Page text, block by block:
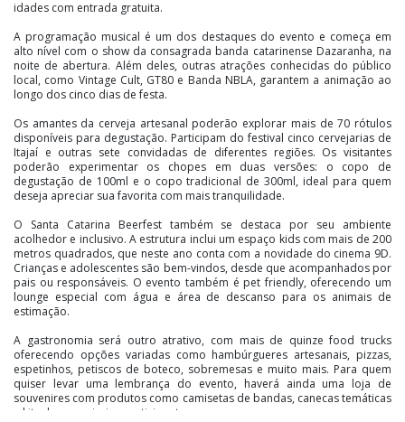
idades com entrada gratuita.
A programação musical é um dos destaques do evento e começa em
alto nível com o show da consagrada banda catarinense Dazaranha, na
noite de abertura. Além deles, outras atrações conhecidas do público
local, como Vintage Cult, GT80 e Banda NBLA, garantem a animação ao
longo dos cinco dias de festa.
Os amantes da cerveja artesanal poderão explorar mais de 70 rótulos
disponíveis para degustação. Participam do festival cinco cervejarias de
Itajaí e outras sete convidadas de diferentes regiões. Os visitantes
poderão experimentar os chopes em duas versões: o copo de
degustação de 100ml e o copo tradicional de 300ml, ideal para quem
deseja apreciar sua favorita com mais tranquilidade.
O Santa Catarina Beerfest também se destaca por seu ambiente
acolhedor e inclusivo. A estrutura inclui um espaço kids com mais de 200
metros quadrados, que neste ano conta com a novidade do cinema 9D.
Crianças e adolescentes são bem-vindos, desde que acompanhados por
pais ou responsáveis. O evento também é pet friendly, oferecendo um
lounge especial com água e área de descanso para os animais de
estimação.
A gastronomia será outro atrativo, com mais de quinze food trucks
oferecendo opções variadas como hambúrgueres artesanais, pizzas,
espetinhos, petiscos de boteco, sobremesas e muito mais. Para quem
quiser levar uma lembrança do evento, haverá ainda uma loja de
souvenires com produtos como camisetas de bandas, canecas temáticas
e kits das cervejarias participantes.